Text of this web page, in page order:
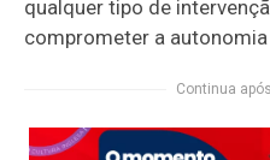
qualquer tipo de
comprometer a autonomia
Continua